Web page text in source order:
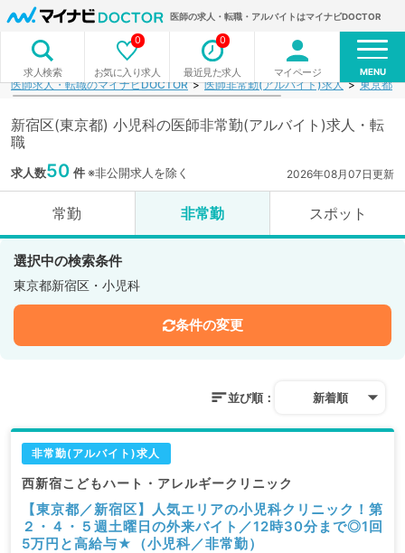
医師の求人・転職・アルバイトはマイナビDOCTOR
求人検索 お気に入り求人
0
最近見た求人
0
マイページ MENU
医師求人・転職のマイナビDOCTOR 医師非常勤(アルバイト)求人 東京都
新宿区(東京都) 小児科の医師非常勤(アルバイト)求人・転
職
求人数50 件※非公開求人を除く 2026年08月07日更新
常勤 非常勤 スポット
選択中の検索条件
東京都新宿区・小児科
条件の変更
並び順： 新着順
非常勤(アルバイト)求人
西新宿こどもハート・アレルギークリニック
【東京都／新宿区】人気エリアの小児科クリニック！第
２・４・５週土曜日の外来バイト／12時30分まで◎1回
5万円と高給与★（小児科／非常勤）